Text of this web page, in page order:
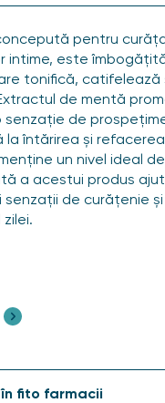
pentru
intime, este
tonifică, catifelează
de mentă
senzație de
întărirea și refacerea
un nivel ideal de
a acestui produs
senzații de curățenie
se formează spumă,
fito farmacii